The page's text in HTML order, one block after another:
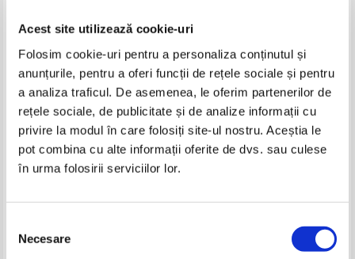
Acest site utilizează cookie-uri
Folosim cookie-uri pentru a personaliza conținutul și
anunțurile, pentru a oferi funcții de rețele sociale și pentru
a analiza traficul. De asemenea, le oferim partenerilor de
rețele sociale, de publicitate și de analize informații cu
privire la modul în care folosiți site-ul nostru. Aceștia le
pot combina cu alte informații oferite de dvs. sau culese
în urma folosirii serviciilor lor.
consimțământului
Necesare
Bogdan Mihai Mandache - In
cautarea cuvantului pierdut
Pret:
12,00Lei 9,00
Adaugă în coș
Anton Bacalbasa - Mos Teaca si
alte schite
Pret:
11,00Lei 8,25 Lei
Adaugă în coș